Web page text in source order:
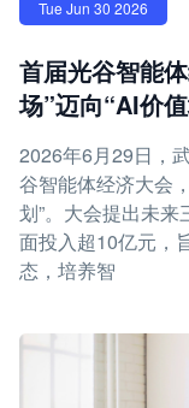
Tue Jun 30 2026
首届光谷智能
场”迈向“AI价
2026年6月29日，
谷智能体经济大会
划”。大会提出未
面投入超10亿元，
态，培养智